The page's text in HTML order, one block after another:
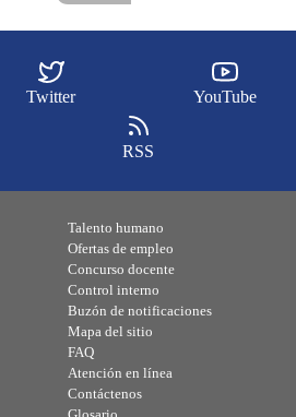
Twitter YouTube
RSS
Talento humano
Ofertas de empleo
Concurso docente
Control interno
Buzón de notificaciones
Mapa del sitio
FAQ
Atención en línea
Contáctenos